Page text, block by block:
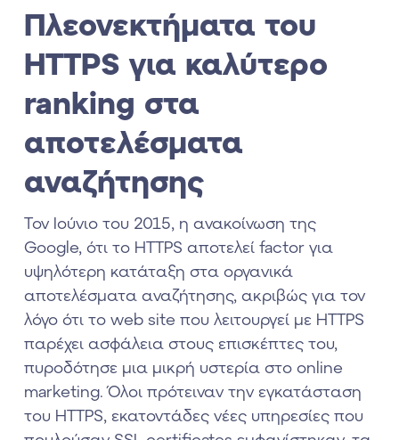
Πλεονεκτήματα του
HTTPS για καλύτερο
ranking στα
αποτελέσματα
αναζήτησης
Τον Ιούνιο του 2015, η ανακοίνωση της
Google, ότι το HTTPS αποτελεί factor για
υψηλότερη κατάταξη στα οργανικά
αποτελέσματα αναζήτησης, ακριβώς για τον
λόγο ότι το web site που λειτουργεί με HTTPS
παρέχει ασφάλεια στους επισκέπτες του,
πυροδότησε μια μικρή υστερία στο online
marketing. Όλοι πρότειναν την εγκατάσταση
του HTTPS, εκατοντάδες νέες υπηρεσίες που